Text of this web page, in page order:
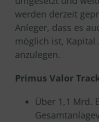
werden derzeit
Anleger, dass es
möglich ist,
anzulegen.
Primus Valor
Über 1,1 Mrd.